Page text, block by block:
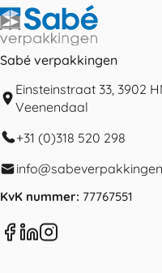
Sabé verpakkingen
Einsteinstraat 33, 3902
Veenendaal
+31 (0)318 520 298
KvK nummer: 77767551